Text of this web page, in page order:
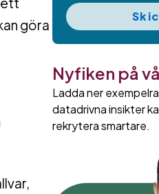
göra
Nyfiken på
Ladda ner
datadrivna insikter
rekrytera smartare.